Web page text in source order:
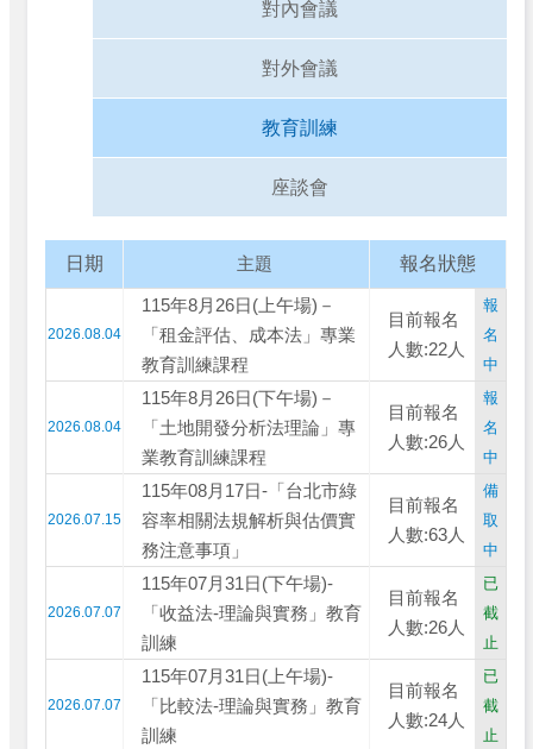
對內會議
對外會議
教育訓練
座談會
日期 主題 報名狀態
2026.08.04
115年8月26日(上午場)－
「租金評估、成本法」專業
教育訓練課程
目前報名
人數:22人
報
名
中
2026.08.04
115年8月26日(下午場)－
「土地開發分析法理論」專
業教育訓練課程
目前報名
人數:26人
報
名
中
2026.07.15
115年08月17日-「台北市綠
容率相關法規解析與估價實
務注意事項」
目前報名
人數:63人
備
取
中
2026.07.07
115年07月31日(下午場)-
「收益法-理論與實務」教育
訓練
目前報名
人數:26人
已
截
止
2026.07.07
115年07月31日(上午場)-
「比較法-理論與實務」教育
訓練
目前報名
人數:24人
已
截
止